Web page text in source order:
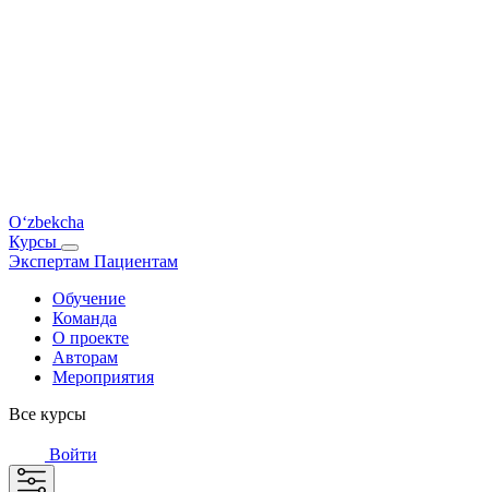
O‘zbekcha
Курсы
Экспертам Пациентам
Обучение
Команда
О проекте
Авторам
Мероприятия
Все курсы
Войти